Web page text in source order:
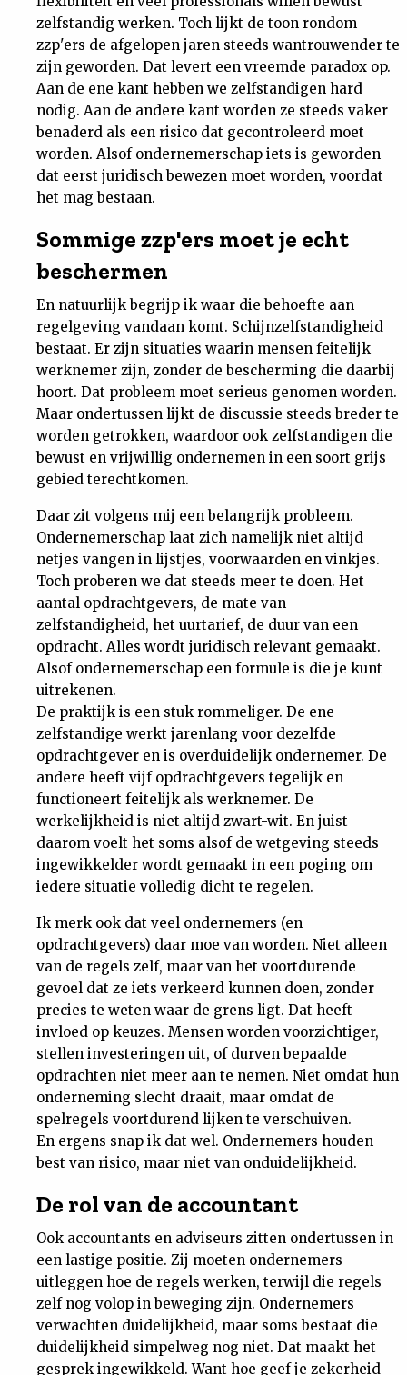
zelfstandig werken. Toch lijkt de toon rondom
zzp'ers de afgelopen jaren steeds wantrouwender te
zijn geworden. Dat levert een vreemde paradox op.
Aan de ene kant hebben we zelfstandigen hard
nodig. Aan de andere kant worden ze steeds vaker
benaderd als een risico dat gecontroleerd moet
worden. Alsof ondernemerschap iets is geworden
dat eerst juridisch bewezen moet worden, voordat
het mag bestaan.
Sommige zzp'ers moet je echt
beschermen
En natuurlijk begrijp ik waar die behoefte aan
regelgeving vandaan komt. Schijnzelfstandigheid
bestaat. Er zijn situaties waarin mensen feitelijk
werknemer zijn, zonder de bescherming die daarbij
hoort. Dat probleem moet serieus genomen worden.
Maar ondertussen lijkt de discussie steeds breder te
worden getrokken, waardoor ook zelfstandigen die
bewust en vrijwillig ondernemen in een soort grijs
gebied terechtkomen.
Daar zit volgens mij een belangrijk probleem.
Ondernemerschap laat zich namelijk niet altijd
netjes vangen in lijstjes, voorwaarden en vinkjes.
Toch proberen we dat steeds meer te doen. Het
aantal opdrachtgevers, de mate van
zelfstandigheid, het uurtarief, de duur van een
opdracht. Alles wordt juridisch relevant gemaakt.
Alsof ondernemerschap een formule is die je kunt
uitrekenen.
De praktijk is een stuk rommeliger. De ene
zelfstandige werkt jarenlang voor dezelfde
opdrachtgever en is overduidelijk ondernemer. De
andere heeft vijf opdrachtgevers tegelijk en
functioneert feitelijk als werknemer. De
werkelijkheid is niet altijd zwart-wit. En juist
daarom voelt het soms alsof de wetgeving steeds
ingewikkelder wordt gemaakt in een poging om
iedere situatie volledig dicht te regelen.
Ik merk ook dat veel ondernemers (en
opdrachtgevers) daar moe van worden. Niet alleen
van de regels zelf, maar van het voortdurende
gevoel dat ze iets verkeerd kunnen doen, zonder
precies te weten waar de grens ligt. Dat heeft
invloed op keuzes. Mensen worden voorzichtiger,
stellen investeringen uit, of durven bepaalde
opdrachten niet meer aan te nemen. Niet omdat hun
onderneming slecht draait, maar omdat de
spelregels voortdurend lijken te verschuiven.
En ergens snap ik dat wel. Ondernemers houden
best van risico, maar niet van onduidelijkheid.
De rol van de accountant
Ook accountants en adviseurs zitten ondertussen in
een lastige positie. Zij moeten ondernemers
uitleggen hoe de regels werken, terwijl die regels
zelf nog volop in beweging zijn. Ondernemers
verwachten duidelijkheid, maar soms bestaat die
duidelijkheid simpelweg nog niet. Dat maakt het
gesprek ingewikkeld. Want hoe geef je zekerheid